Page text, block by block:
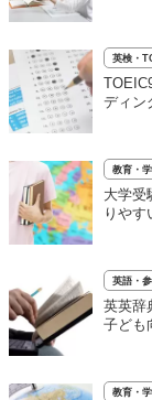
英検・
ディン
教育・
大学受
りやす
英語・
英英辞
子ども
教育・